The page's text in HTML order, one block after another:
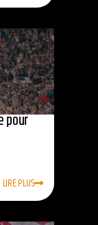
pour
LIRE PLUS